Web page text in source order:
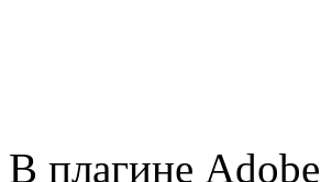
В плагине Adobe